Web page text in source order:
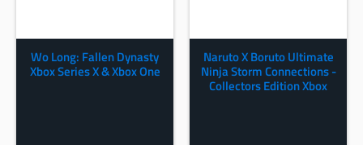
Wo Long: Fallen Dynasty
Xbox Series X & Xbox One
Naruto X Boruto Ultimate
Ninja Storm Connections -
Collectors Edition Xbox